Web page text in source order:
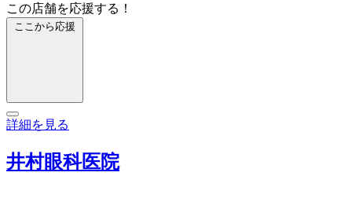
この店舗を応援する！
ここから応援
詳細を見る
井村眼科医院